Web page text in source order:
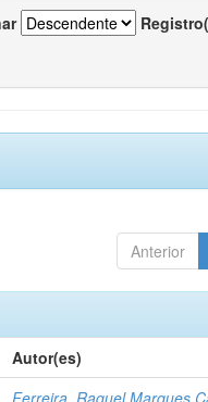
Anterior
Autor(es)
Ferreira, Raquel Marques